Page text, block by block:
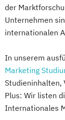
der
Unternehmen
internationalen
In unserem
Marketing
Studieninhalten,
Plus: Wir listen
Internationales